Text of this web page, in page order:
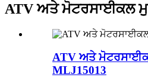
ATV ਅਤੇ ਮੋਟਰਸਾਈਕਲ
ATV ਅਤੇ
MLJ15013